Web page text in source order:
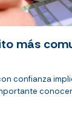
más
confianza